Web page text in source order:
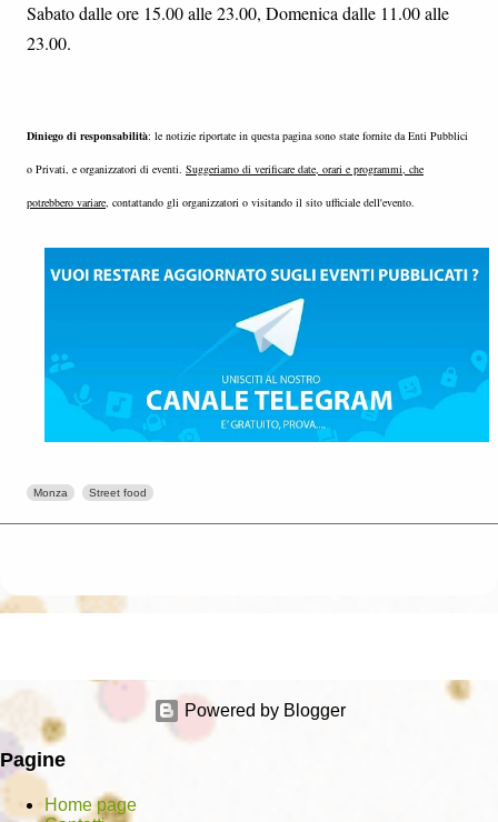
Sabato dalle ore 15.00 alle 23.00, Domenica dalle 11.00 alle
23.00.
Diniego di responsabilità: le notizie riportate in questa pagina sono state fornite da Enti Pubblici
o Privati, e organizzatori di eventi. Suggeriamo di verificare date, orari e programmi, che
potrebbero variare, contattando gli organizzatori o visitando il sito ufficiale dell'evento.
Monza Street food
Powered by Blogger
Pagine
Home page